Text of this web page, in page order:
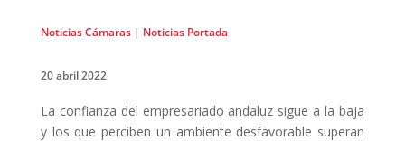
Noticias Cámaras| Noticias Portada
20 abril 2022
La confianza del empresariado andaluz sigue a la baja
y los que perciben un ambiente desfavorable superan